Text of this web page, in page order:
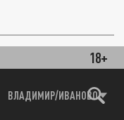
18+
ВЛАДИМИР/ИВАНОВО